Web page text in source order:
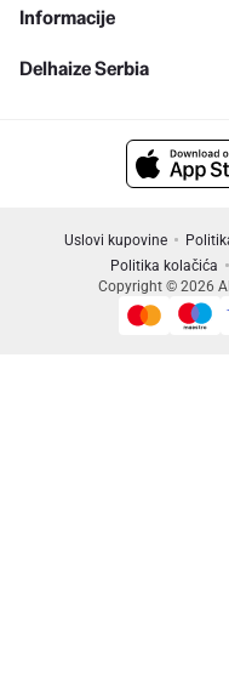
Informacije
Delhaize Serbia
Uslovi kupovine
Politika kolačića
Copyright © 2026